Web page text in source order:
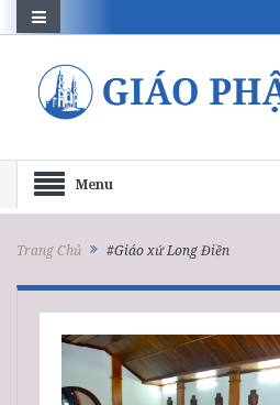
Menu
Trang Chủ #Giáo xứ Long Điền